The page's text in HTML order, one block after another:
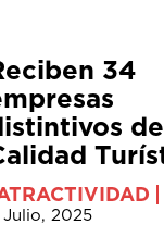
34
de
Julio, 2025